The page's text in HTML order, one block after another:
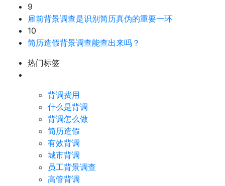
9
雇前背景调查是识别简历真伪的重要一环
10
简历造假背景调查能查出来吗？
热门标签
背调费用
什么是背调
背调怎么做
简历造假
有效背调
城市背调
员工背景调查
高管背调